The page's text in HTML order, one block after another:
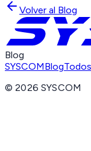
Volver al Blog
Blog
SYSCOMBlog
©2026 SYSCOM